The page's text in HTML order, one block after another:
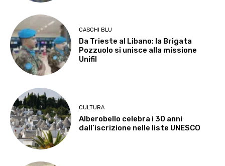
CASCHI BLU
Da Trieste al Libano: la Brigata
Pozzuolo si unisce alla missione
Unifil
CULTURA
Alberobello celebra i 30 anni
dall’iscrizione nelle liste UNESCO